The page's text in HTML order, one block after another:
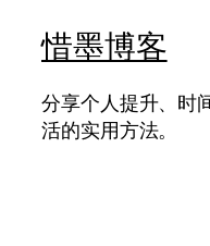
该
放
惜墨博客
分享个人提升、时
活的实用方法。